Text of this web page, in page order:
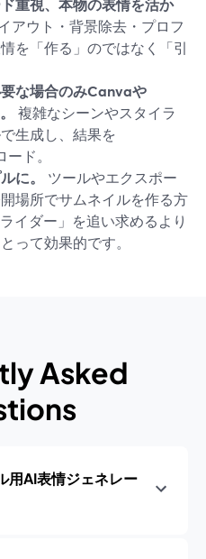
重視、本物の表情を活か
アウト・背景除去・プロフ
を「作る」のではなく「引
な場合のみCanvaや
複雑なシーンやスタイラ
生成し、結果を
ド。
に。
ツールやエクスポー
場所でサムネイルを作る方
イダー」を追い求めるより
って効果的です。
Asked
AI表情ジェネレー